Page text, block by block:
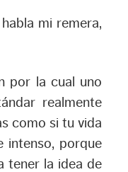
mi remera,
por la cual uno
realmente
como si tu vida
intenso, porque
tener la idea de